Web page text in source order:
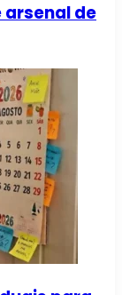
arsenal de